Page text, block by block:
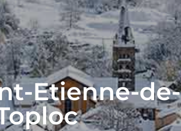
Etienne-de-